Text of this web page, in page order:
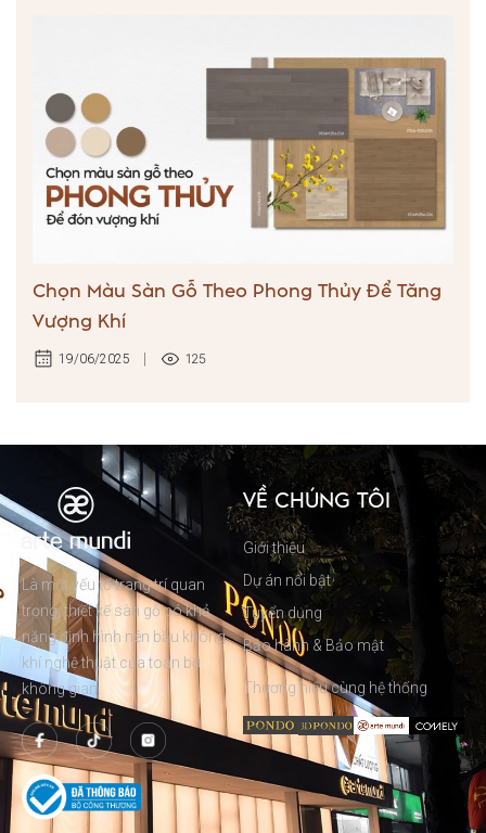
Chọn Màu Sàn Gỗ Theo Phong Thủy Để Tăng
Vượng Khí
19/06/2025 125
Là một yếu tố trang trí quan
trọng, thiết kế sàn gỗ có khả
năng định hình nên bầu không
khí nghệ thuật của toàn bộ
không gian.
VỀ CHÚNG TÔI
Giới thiệu
Dự án nổi bật
Tuyển dụng
Bảo hành & Bảo mật
Thương hiệu cùng hệ thống